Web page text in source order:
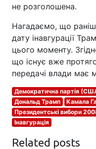
не розголошена.
Нагадаємо, що
дату інавгурації
цього моменту.
що існує вже
передачі влади має
Демократична партія
Дональд Трамп
Камала
Президентські вибори
Інавгурація
Related posts